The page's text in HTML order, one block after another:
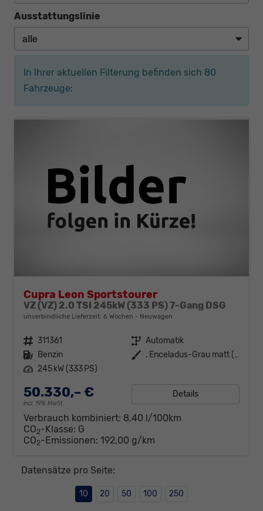
Ausstattungslinie
In Ihrer aktuellen Filterung befinden sich 80
Fahrzeuge:
Cupra Leon Sportstourer
VZ (VZ) 2.0 TSI 245kW (333 PS) 7-Gang DSG
unverbindliche Lieferzeit: 6 Wochen Neuwagen
Fahrzeugnr. 311361 Getriebe Automatik
Kraftstoff Benzin Außenfarbe
, Enceladus-Grau matt (Q7)
Leistung 245 kW (333 PS)
50.330,– €
incl. 19% MwSt.
Details
Verbrauch kombiniert: 8,40 l/100km
CO2-Klasse: G
CO2-Emissionen: 192,00 g/km
Datensätze pro Seite:
10 20 50 100 250